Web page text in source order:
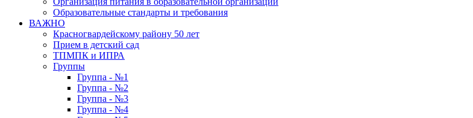
Образовательные стандарты и требования
ВАЖНО
Красногвардейскому району 50 лет
Прием в детский сад
ТПМПК и ИПРА
Группы
Группа - №1
Группа - №2
Группа - №3
Группа - №4